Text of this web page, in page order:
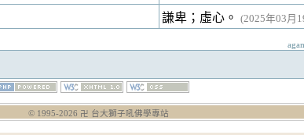
謙卑；虛心。 (2025年03月
© 1995-2026 卍 台大獅子吼佛學專站